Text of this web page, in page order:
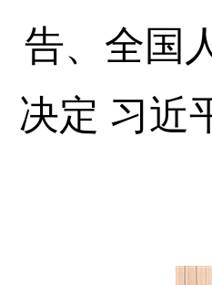
告、全国
决定 习近